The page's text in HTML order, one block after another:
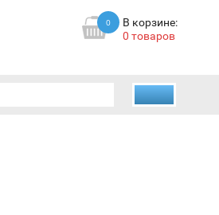
0
В корзине:
0 товаров